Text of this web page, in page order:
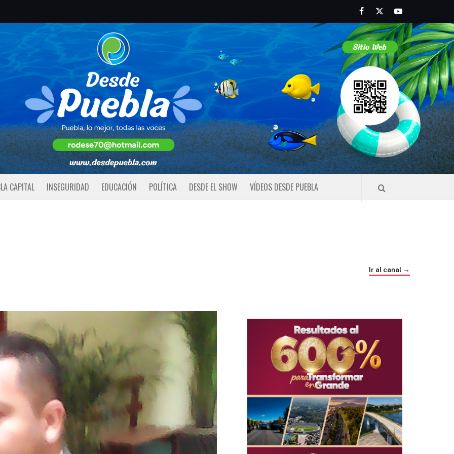
FacebookTwitterYoutube
CAPITAL INSEGURIDAD EDUCACIÓN POLÍTICA DESDE EL SHOW VÍDEOS DESDE PUEBLA
Ir al canal →